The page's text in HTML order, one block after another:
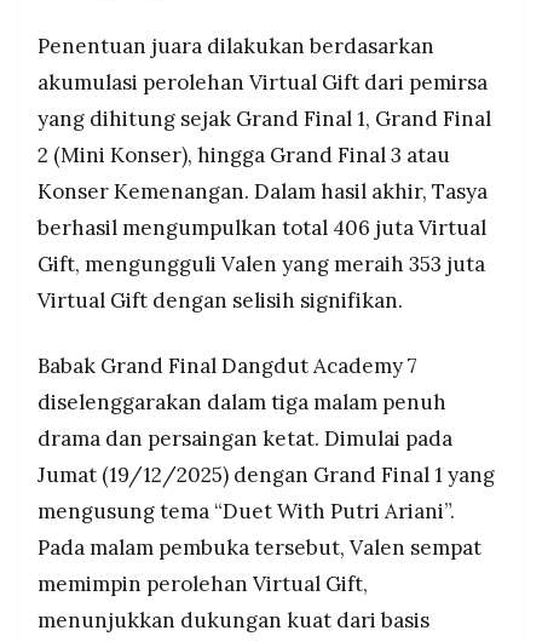
2026
RESOLUSI
MEDIA
PRAMUDITA
Penentuan juara dilakukan berdasarkan
akumulasi perolehan Virtual Gift dari pemirsa
yang dihitung sejak Grand Final 1, Grand Final
2 (Mini Konser), hingga Grand Final 3 atau
Konser Kemenangan. Dalam hasil akhir, Tasya
berhasil mengumpulkan total 406 juta Virtual
Gift, mengungguli Valen yang meraih 353 juta
Virtual Gift dengan selisih signifikan.
Babak Grand Final Dangdut Academy 7
diselenggarakan dalam tiga malam penuh
drama dan persaingan ketat. Dimulai pada
Jumat (19/12/2025) dengan Grand Final 1 yang
mengusung tema “Duet With Putri Ariani”.
Pada malam pembuka tersebut, Valen sempat
memimpin perolehan Virtual Gift,
menunjukkan dukungan kuat dari basis